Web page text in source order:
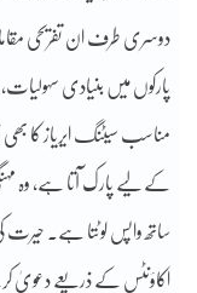
دوسری طرف ان تفریحی
پارکوں میں بنیادی
مناسب سیٹنگ ایریاز کا بھی
کے لیے پارک آتا ہے، وہ
ساتھ واپس لوٹتا ہے۔ حیرت
اکاؤنٹس کے ذریعے دعویٰ